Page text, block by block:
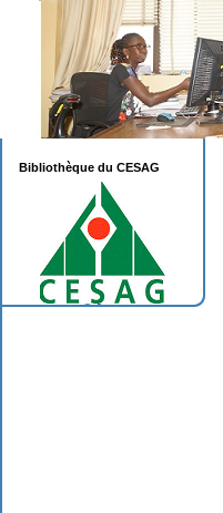
Bibliothèque du CESAG